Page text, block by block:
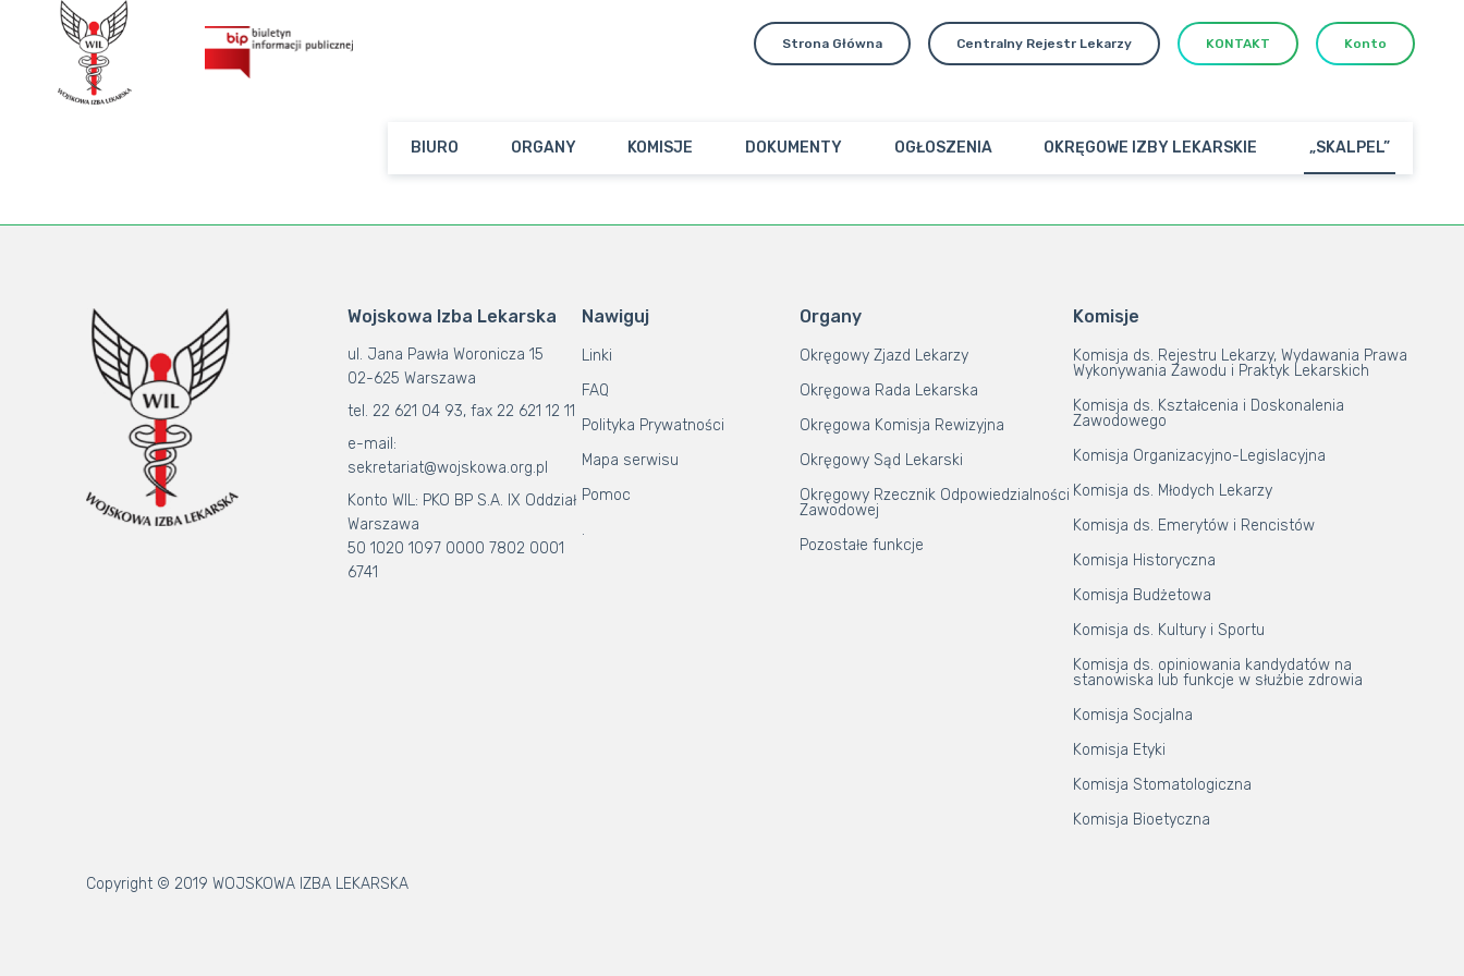
Strona Główna Centralny Rejestr Lekarzy KONTAKT Konto
BIURO ORGANY KOMISJE DOKUMENTY OGŁOSZENIA OKRĘGOWE IZBY LEKARSKIE „SKALPEL”
Wojskowa Izba Lekarska
ul. Jana Pawła Woronicza 15
02-625 Warszawa
tel. 22 621 04 93, fax 22 621 12 11
e-mail:
sekretariat@wojskowa.org.pl
Konto WIL: PKO BP S.A. IX Oddział
Warszawa
50 1020 1097 0000 7802 0001
6741
Nawiguj
Linki
FAQ
Polityka Prywatności
Mapa serwisu
Pomoc
.
Organy
Okręgowy Zjazd Lekarzy
Okręgowa Rada Lekarska
Okręgowa Komisja Rewizyjna
Okręgowy Sąd Lekarski
Okręgowy Rzecznik Odpowiedzialności
Zawodowej
Pozostałe funkcje
Komisje
Komisja ds. Rejestru Lekarzy, Wydawania Prawa
Wykonywania Zawodu i Praktyk Lekarskich
Komisja ds. Kształcenia i Doskonalenia
Zawodowego
Komisja Organizacyjno-Legislacyjna
Komisja ds. Młodych Lekarzy
Komisja ds. Emerytów i Rencistów
Komisja Historyczna
Komisja Budżetowa
Komisja ds. Kultury i Sportu
Komisja ds. opiniowania kandydatów na
stanowiska lub funkcje w służbie zdrowia
Komisja Socjalna
Komisja Etyki
Komisja Stomatologiczna
Komisja Bioetyczna
Copyright © 2019 WOJSKOWA IZBA LEKARSKA